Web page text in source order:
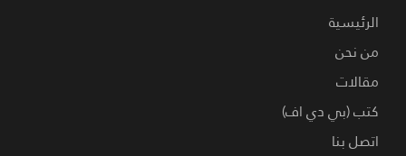
الرئيسية
من نحن
مقالات
كتب (بي دي اف)
اتصل بنا